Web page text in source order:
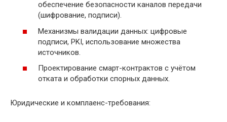
обеспечение безопасности каналов передачи
(шифрование, подписи).
Механизмы валидации данных: цифровые
подписи, PKI, использование множества
источников.
Проектирование смарт-контрактов с учётом
отката и обработки спорных данных.
Юридические и комплаенс-требования: